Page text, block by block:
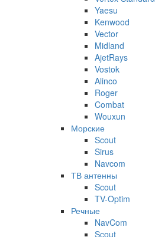
Yaesu
Kenwood
Vector
Midland
AjetRays
Vostok
Alinco
Roger
Combat
Wouxun
Морские
Scout
Sirus
Navcom
ТВ антенны
Scout
TV-Optim
Речные
NavCom
Scout